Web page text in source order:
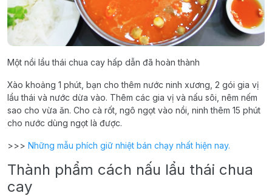
Một nồi lẩu thái chua cay hấp dẫn đã hoàn thành
Xào khoảng 1 phút, bạn cho thêm nước ninh xương, 2 gói gia vị
lẩu thái và nước dừa vào. Thêm các gia vị và nấu sôi, nêm nếm
sao cho vừa ăn. Cho cà rốt, ngô ngọt vào nồi, ninh thêm 15 phút
cho nước dùng ngọt là được.
>>> Những mẫu phích giữ nhiệt bán chạy nhất hiện nay.
Thành phẩm cách nấu lẩu thái chua
cay